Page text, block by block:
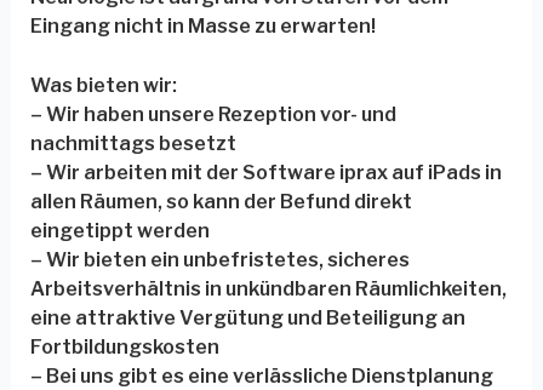
Eingang nicht in Masse zu erwarten!
Was bieten wir:
– Wir haben unsere Rezeption vor- und
nachmittags besetzt
– Wir arbeiten mit der Software iprax auf iPads in
allen Räumen, so kann der Befund direkt
eingetippt werden
– Wir bieten ein unbefristetes, sicheres
Arbeitsverhältnis in unkündbaren Räumlichkeiten,
eine attraktive Vergütung und Beteiligung an
Fortbildungskosten
– Bei uns gibt es eine verlässliche Dienstplanung